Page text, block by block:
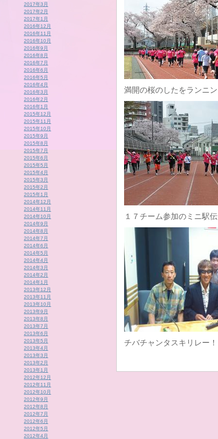
2017年3月
2017年2月
2017年1月
2016年12月
2016年11月
2016年10月
2016年9月
2016年8月
2016年7月
2016年6月
2016年5月
2016年4月
2016年3月
2016年2月
2016年1月
2015年12月
2015年11月
2015年10月
2015年9月
2015年8月
2015年7月
2015年6月
2015年5月
2015年4月
2015年3月
2015年2月
2015年1月
2014年12月
2014年11月
2014年10月
2014年9月
2014年8月
2014年7月
2014年6月
2014年5月
2014年4月
2014年3月
2014年2月
2014年1月
2013年12月
2013年11月
2013年10月
2013年9月
2013年8月
2013年7月
2013年6月
2013年5月
2013年4月
2013年3月
2013年2月
2013年1月
2012年12月
2012年11月
2012年10月
2012年9月
2012年8月
2012年7月
2012年6月
2012年5月
2012年4月
満開の桜のしたをランニ
１７チーム参加のミニ駅
チバチャンタスキリレー